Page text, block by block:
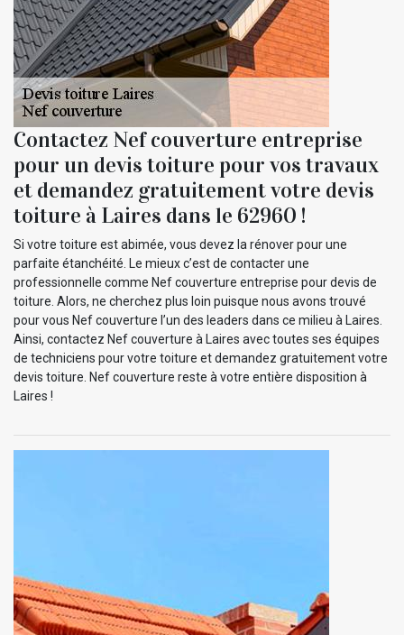
Contactez Nef couverture entreprise
pour un devis toiture pour vos travaux
et demandez gratuitement votre devis
toiture à Laires dans le 62960 !
Si votre toiture est abimée, vous devez la rénover pour une
parfaite étanchéité. Le mieux c’est de contacter une
professionnelle comme Nef couverture entreprise pour devis de
toiture. Alors, ne cherchez plus loin puisque nous avons trouvé
pour vous Nef couverture l’un des leaders dans ce milieu à Laires.
Ainsi, contactez Nef couverture à Laires avec toutes ses équipes
de techniciens pour votre toiture et demandez gratuitement votre
devis toiture. Nef couverture reste à votre entière disposition à
Laires !